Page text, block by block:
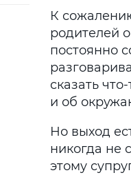
К
родителей
постоянно
сказать
и об
Но выход
никогда не
этому